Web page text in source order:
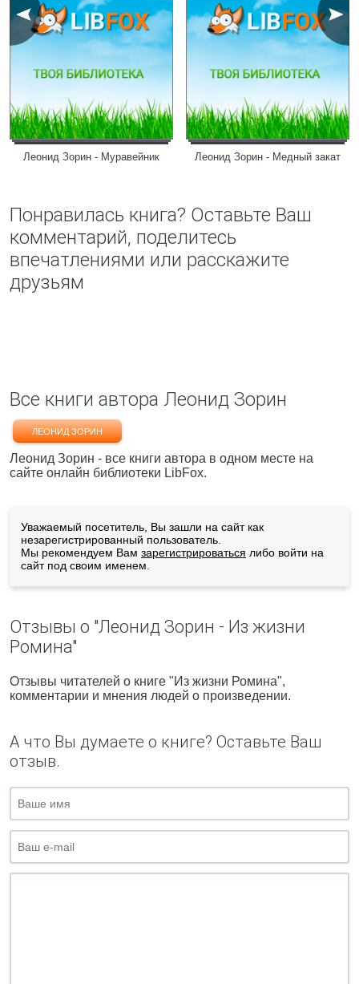
Леонид Зорин - Муравейник Леонид Зорин - Медный закат
Понравилась книга? Оставьте Ваш
комментарий, поделитесь
впечатлениями или расскажите
друзьям
Все книги автора Леонид Зорин
ЛЕОНИД ЗОРИН
Леонид Зорин - все книги автора в одном месте на
сайте онлайн библиотеки LibFox.
Уважаемый посетитель, Вы зашли на сайт как
незарегистрированный пользователь.
Мы рекомендуем Вам зарегистрироваться либо войти на
сайт под своим именем.
Отзывы о "Леонид Зорин - Из жизни
Ромина"
Отзывы читателей о книге "Из жизни Ромина",
комментарии и мнения людей о произведении.
А что Вы думаете о книге? Оставьте Ваш
отзыв.